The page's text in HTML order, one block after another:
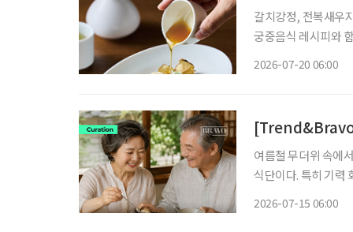
갈치강정, 전복새우지짐 2026년 3월부터 45년 만에 새 단장을 마치고 재개관
궁중음식 레시피와 함께 합니다. 기온이 오를수록 시니어
2026-07-20 06:00
[Trend&Bravo]
여름철 무더위 속에
식단이다. 특히 기력
2026-07-15 06:00